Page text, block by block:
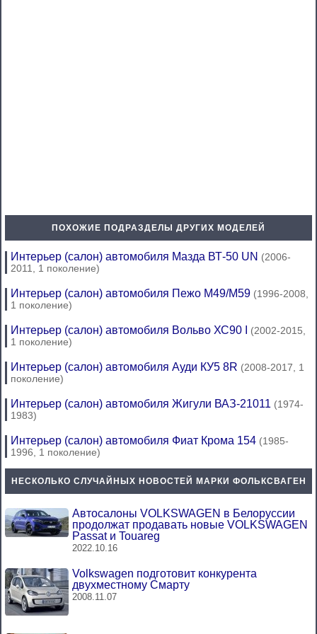
ПОХОЖИЕ ПОДРАЗДЕЛЫ ДРУГИХ МОДЕЛЕЙ
Интерьер (салон) автомобиля Мазда ВТ-50 UN (2006-
2011, 1 поколение)
Интерьер (салон) автомобиля Пежо М49/М59 (1996-2008,
1 поколение)
Интерьер (салон) автомобиля Вольво ХС90 I (2002-2015,
1 поколение)
Интерьер (салон) автомобиля Ауди КУ5 8R (2008-2017, 1
поколение)
Интерьер (салон) автомобиля Жигули ВАЗ-21011 (1974-
1983)
Интерьер (салон) автомобиля Фиат Крома 154 (1985-
1996, 1 поколение)
НЕСКОЛЬКО СЛУЧАЙНЫХ НОВОСТЕЙ МАРКИ ФОЛЬКСВАГЕН
Автосалоны VOLKSWAGEN в Белоруссии
продолжат продавать новые VOLKSWAGEN
Passat и Touareg
2022.10.16
Volkswagen подготовит конкурента
двухместному Смарту
2008.11.07